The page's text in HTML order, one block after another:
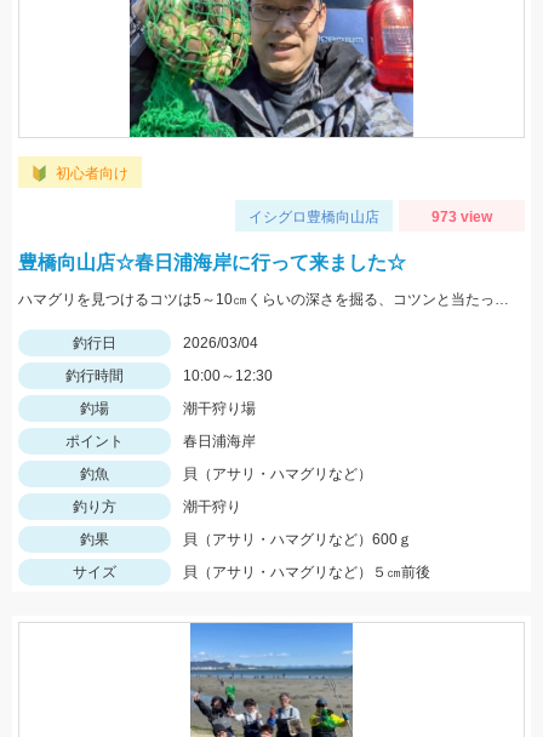
初心者向け
イシグロ豊橋向山店 973 view
豊橋向山店☆春日浦海岸に行って来ました☆
ハマグリを見つけるコツは5～10㎝くらいの深さを掘る、コツンと当たったらそこを掘ると貝が出てきます。同じ場所を深く掘ってもハマグリは出てきませんよ。
釣行日
2026/03/04
釣行時間
10:00～12:30
釣場
潮干狩り場
ポイント
春日浦海岸
釣魚
貝（アサリ・ハマグリなど）
釣り方
潮干狩り
釣果
貝（アサリ・ハマグリなど）600ｇ
サイズ
貝（アサリ・ハマグリなど）５㎝前後